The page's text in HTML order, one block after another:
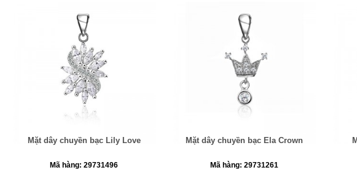
Mặt dây chuyền bạc Lily Love
Mã hàng: 29731496
Mặt dây chuyền bạc Ela Crown
Mã hàng: 29731261